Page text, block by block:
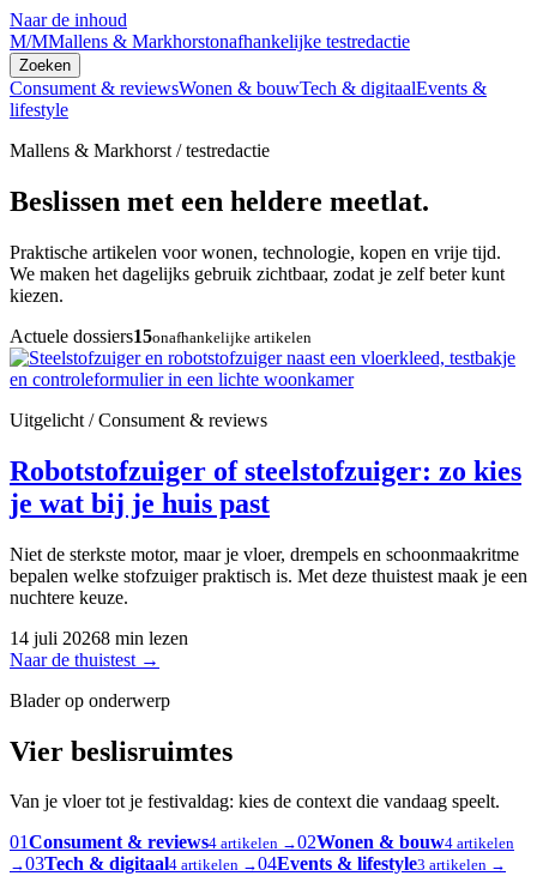
Naar de inhoud
M/MMallens & Markhorstonafhankelijke testredactie
Zoeken
Consument & reviewsWonen & bouwTech & digitaalEvents &
lifestyle
Mallens & Markhorst / testredactie
Beslissen met een heldere meetlat.
Praktische artikelen voor wonen, technologie, kopen en vrije tijd.
We maken het dagelijks gebruik zichtbaar, zodat je zelf beter kunt
kiezen.
Actuele dossiers15onafhankelijke artikelen
Uitgelicht / Consument & reviews
Robotstofzuiger of steelstofzuiger: zo kies
je wat bij je huis past
Niet de sterkste motor, maar je vloer, drempels en schoonmaakritme
bepalen welke stofzuiger praktisch is. Met deze thuistest maak je een
nuchtere keuze.
14 juli 20268 min lezen
Naar de thuistest →
Blader op onderwerp
Vier beslisruimtes
Van je vloer tot je festivaldag: kies de context die vandaag speelt.
01Consument & reviews4 artikelen →02Wonen & bouw4 artikelen
→03Tech & digitaal4 artikelen →04Events & lifestyle3 artikelen →